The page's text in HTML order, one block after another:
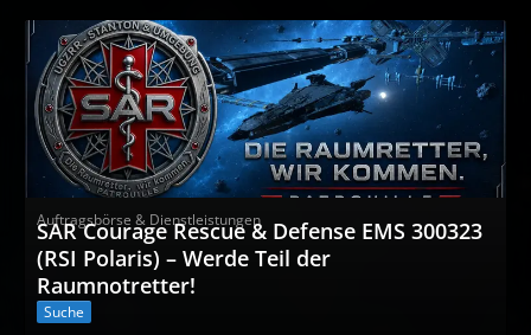
Auftragsbörse & Dienstleistungen
SAR Courage Rescue & Defense EMS 300323
(RSI Polaris) – Werde Teil der
Raumnotretter!
Suche